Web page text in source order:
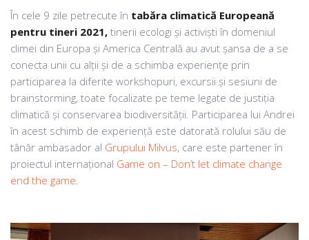
În cele 9 zile petrecute în tabăra climatică Europeană
pentru tineri 2021, tinerii ecologi și activiști în domeniul
climei din Europa și America Centrală au avut șansa de a se
conecta unii cu alții și de a schimba experiențe prin
participarea la diferite workshopuri, excursii și sesiuni de
brainstorming, toate focalizate pe teme legate de justiția
climatică și conservarea biodiversității. Participarea lui Andrei
în acest schimb de experiență este datorată rolului său de
tânăr ambasador al Grupului Milvus, care este partener în
proiectul internațional Game on – Don’t let climate change
end the game.